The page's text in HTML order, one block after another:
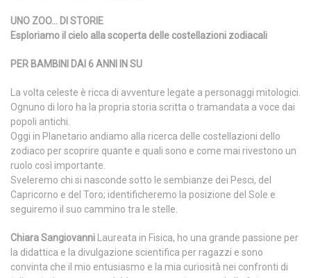
UNO ZOO… DI STORIE
Esploriamo il cielo alla scoperta delle costellazioni zodiacali
PER BAMBINI DAI 6 ANNI IN SU
La volta celeste è ricca di avventure legate a personaggi mitologici.
Ognuno di loro ha la propria storia scritta o tramandata a voce dai
popoli antichi.
Oggi in Planetario andiamo alla ricerca delle costellazioni dello
zodiaco per scoprire quante e quali sono e come mai rivestono un
ruolo così importante.
Sveleremo chi si nasconde sotto le sembianze dei Pesci, del
Capricorno e del Toro; identificheremo la posizione del Sole e
seguiremo il suo cammino tra le stelle.
Chiara Sangiovanni Laureata in Fisica, ho una grande passione per
la didattica e la divulgazione scientifica per ragazzi e sono
convinta che il mio entusiasmo e la mia curiosità nei confronti di